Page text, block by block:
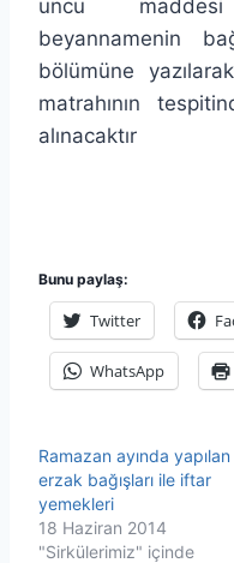
uncu
beyannamenin
bölümüne
matrahının
alınacaktır
Bunu paylaş:
Twitter
WhatsApp
Ramazan ayında yapılan
erzak bağışları ile iftar
yemekleri
18 Haziran 2014
"Sirkülerimiz" içinde